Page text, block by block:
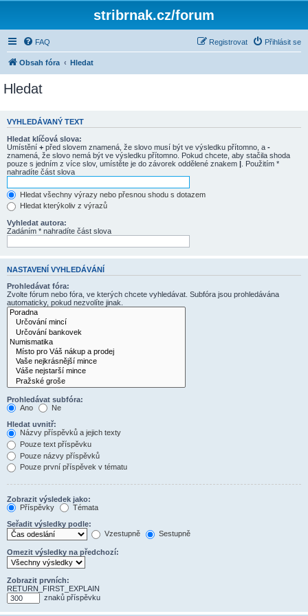
stribrnak.cz/forum
FAQ Přihlásit se
Registrovat
Obsah fóra Hledat
Hledat
VYHLEDÁVANÝ TEXT
Hledat klíčová slova:
Umístění + před slovem znamená, že slovo musí být ve výsledku přítomno, a -
znamená, že slovo nemá být ve výsledku přítomno. Pokud chcete, aby stačila shoda
pouze s jedním z více slov, umístěte je do závorek oddělené znakem | . Použitím *
nahradíte část slova
Hledat všechny výrazy nebo přesnou shodu s dotazem
Hledat kterýkoliv z výrazů
Vyhledat autora:
Zadáním * nahradíte část slova
NASTAVENÍ VYHLEDÁVÁNÍ
Prohledávat fóra:
Zvolte fórum nebo fóra, ve kterých chcete vyhledávat. Subfóra jsou prohledávána
automaticky, pokud nezvolíte jinak.
Prohledávat subfóra:
Ano
Ne
Hledat uvnitř:
Názvy příspěvků a jejich texty
Pouze text příspěvku
Pouze názvy příspěvků
Pouze první příspěvek v tématu
Zobrazit výsledek jako:
Příspěvky
Témata
Seřadit výsledky podle:
Vzestupně
Sestupně
Omezit výsledky na předchozí:
Zobrazit prvních:
RETURN_FIRST_EXPLAIN
znaků příspěvku